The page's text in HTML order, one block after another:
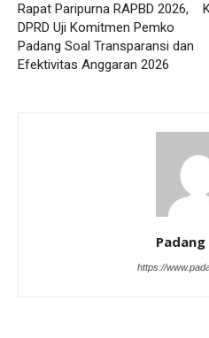
Rapat Paripurna RAPBD 2026,
DPRD Uji Komitmen Pemko
Padang Soal Transparansi dan
Efektivitas Anggaran 2026
https://